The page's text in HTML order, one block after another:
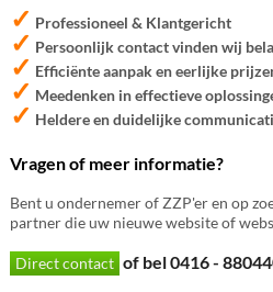
✓ Professioneel & Klantgericht
✓ Persoonlijk contact vinden wij
✓ Efficiënte aanpak en eerlijke
✓ Meedenken in effectieve
✓ Heldere en duidelijke
Vragen of meer informatie?
Bent u ondernemer of ZZP'er en op
partner die uw nieuwe website of
Direct contact of bel 0416 -